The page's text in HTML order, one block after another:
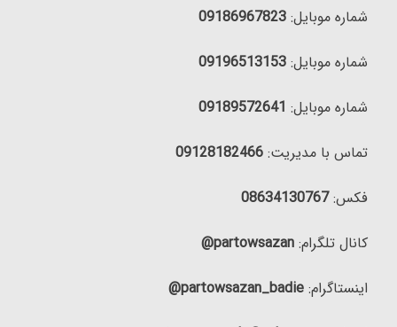
شماره موبایل:09186967823
شماره موبایل:09196513153
شماره موبایل: 09189572641
تماس با مدیریت:09128182466
فکس:08634130767
کانال تلگرام:partowsazan@
اینستاگرام:partowsazan_badie@